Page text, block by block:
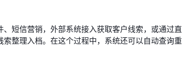
短信营销，外部系统接入获取客户线索，或通过
整理入档。在这个过程中，系统还可以自动查询重